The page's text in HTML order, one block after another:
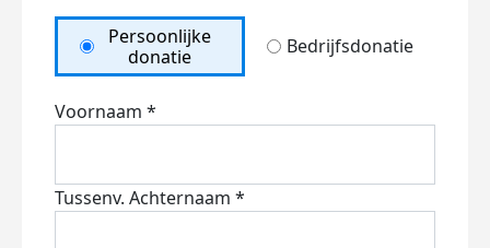
Persoonlijke
donatie
Bedrijfsdonatie
Voornaam *
Tussenv. Achternaam *